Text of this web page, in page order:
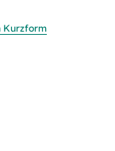
Kurzform